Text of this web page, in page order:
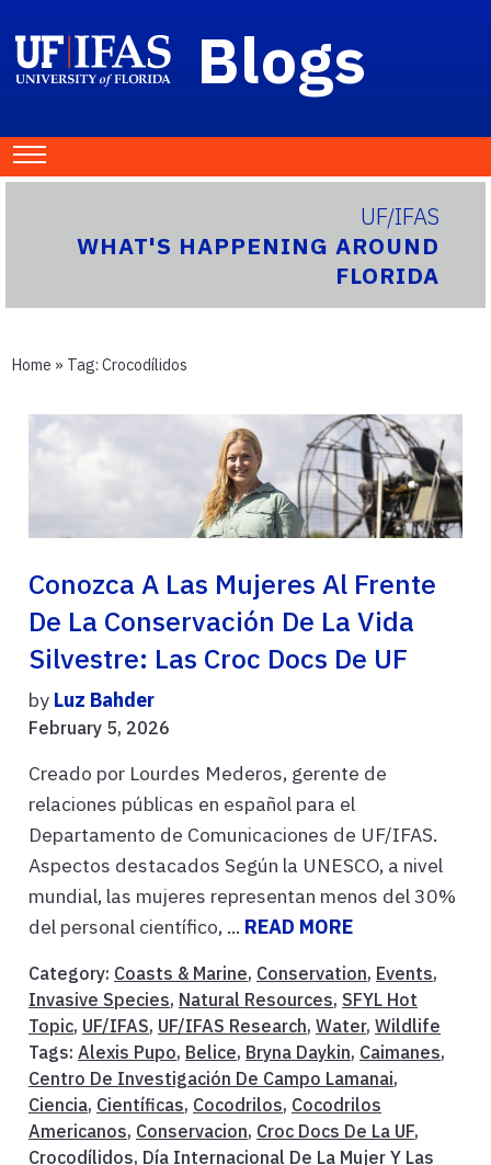
Blogs
UF/IFAS
WHAT'S HAPPENING AROUND
FLORIDA
Home » Tag: Crocodílidos
Conozca A Las Mujeres Al Frente
De La Conservación De La Vida
Silvestre: Las Croc Docs De UF
by Luz Bahder
February 5, 2026
Creado por Lourdes Mederos, gerente de
relaciones públicas en español para el
Departamento de Comunicaciones de UF/IFAS.
Aspectos destacados Según la UNESCO, a nivel
mundial, las mujeres representan menos del 30%
del personal científico, ... READ MORE
Category: Coasts & Marine, Conservation, Events,
Invasive Species, Natural Resources, SFYL Hot
Topic, UF/IFAS, UF/IFAS Research, Water, Wildlife
Tags: Alexis Pupo, Belice, Bryna Daykin, Caimanes,
Centro De Investigación De Campo Lamanai,
Ciencia, Científicas, Cocodrilos, Cocodrilos
Americanos, Conservacion, Croc Docs De La UF,
Crocodílidos, Día Internacional De La Mujer Y Las